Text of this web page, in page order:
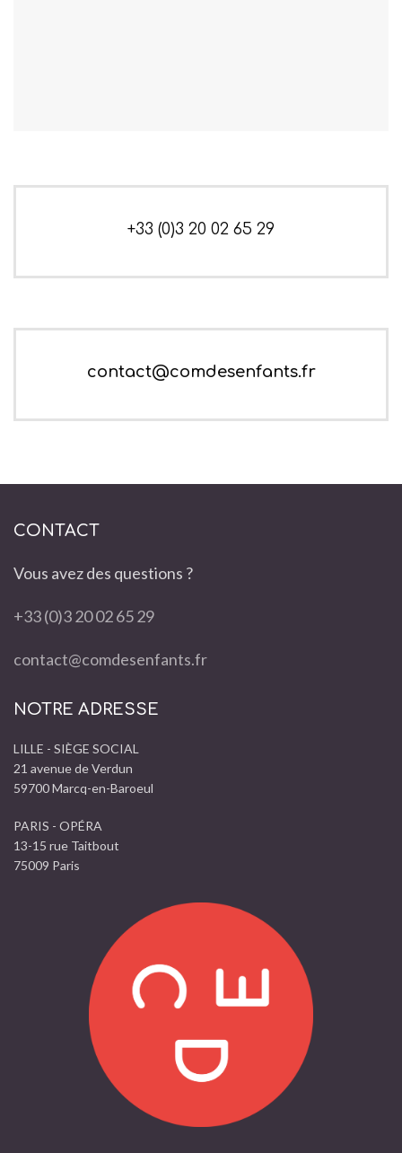
+33 (0)3 20 02 65 29
contact@comdesenfants.fr
CONTACT
Vous avez des questions ?
+33 (0)3 20 02 65 29
contact@comdesenfants.fr
NOTRE ADRESSE
LILLE - SIÈGE SOCIAL
21 avenue de Verdun
59700 Marcq-en-Baroeul
PARIS - OPÉRA
13-15 rue Taitbout
75009 Paris